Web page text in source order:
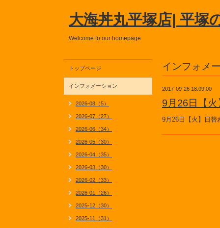
大海丼丸平塚店| 平塚
Welcome to our homepage
インフォメ
2017-09-26 18:09:00
9月26日【
9月26日【火】日替
トップページ
インフォメーション
2026-08（5）
2026-07（27）
2026-06（34）
2026-05（30）
2026-04（35）
2026-03（30）
2026-02（33）
2026-01（26）
2025-12（30）
2025-11（31）